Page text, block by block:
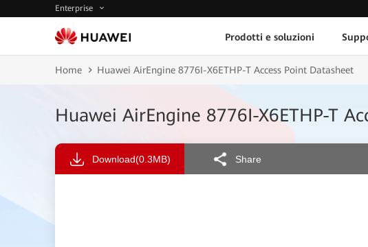
Enterprise
Prodotti e soluzioni
Home Huawei AirEngine 8776I-X6ETHP-T Access Point Datasheet
Huawei AirEngine 8776I-X6ETHP-T
Download(0.3MB) Share